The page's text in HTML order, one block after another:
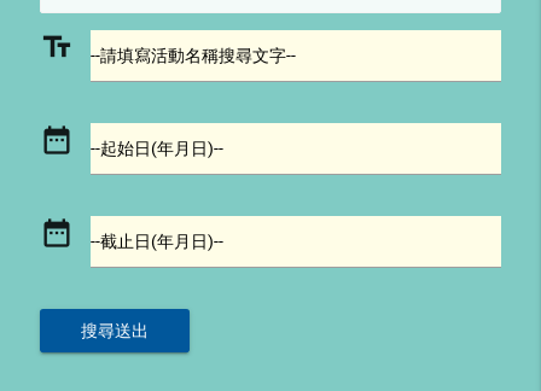
text_fields --請填寫活動名稱搜尋文字--
date_range --起始日(年月日)--
date_range --截止日(年月日)--